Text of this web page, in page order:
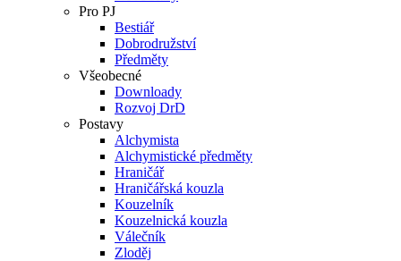
Pro PJ
Bestiář
Dobrodružství
Předměty
Všeobecné
Downloady
Rozvoj DrD
Postavy
Alchymista
Alchymistické předměty
Hraničář
Hraničářská kouzla
Kouzelník
Kouzelnická kouzla
Válečník
Zloděj